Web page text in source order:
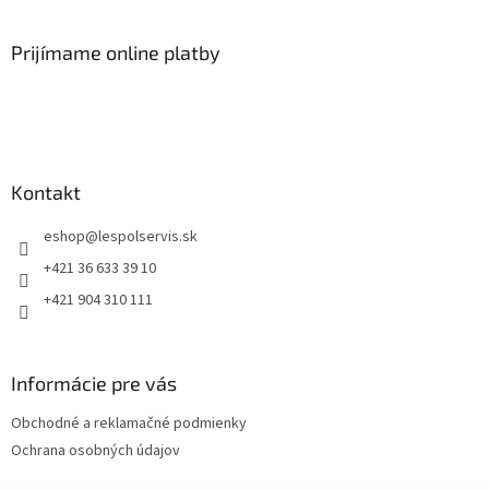
Prijímame online platby
Kontakt
eshop@lespolservis.sk
+421 36 633 39 10
+421 904 310 111
Informácie pre vás
Obchodné a reklamačné podmienky
Ochrana osobných údajov